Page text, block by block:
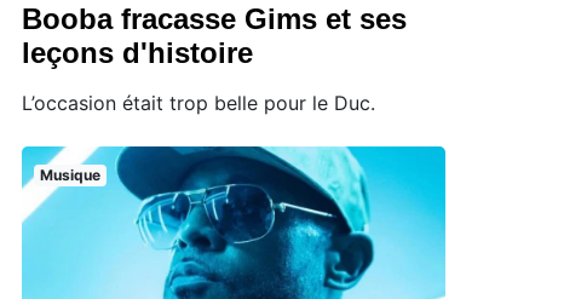
Booba fracasse Gims et ses
leçons d'histoire
L’occasion était trop belle pour le Duc.
Musique